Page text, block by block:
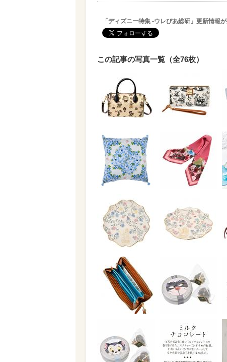
「ディズニー特集 -ウレぴあ総研」更新情報
この記事の写真一覧（全76枚）